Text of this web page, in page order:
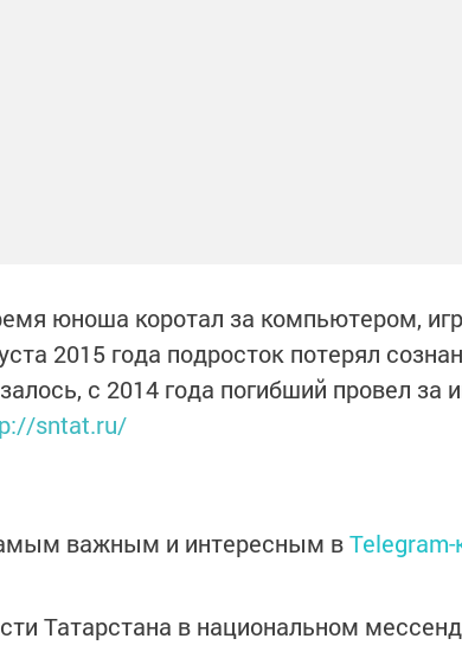
юноша коротал за компьютером,
2015 года подросток потерял
с 2014 года погибший провел за
sntat.ru/
важным и интересным вTelegram-
Татарстана в национальном